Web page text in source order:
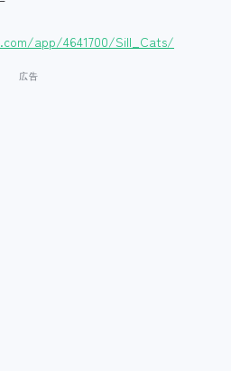
app/4641700/Sill_Cats/